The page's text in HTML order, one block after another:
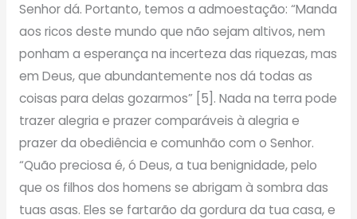
Senhor dá. Portanto, temos a admoestação: “Manda
aos ricos deste mundo que não sejam altivos, nem
ponham a esperança na incerteza das riquezas, mas
em Deus, que abundantemente nos dá todas as
coisas para delas gozarmos” [5]. Nada na terra pode
trazer alegria e prazer comparáveis à alegria e
prazer da obediência e comunhão com o Senhor.
“Quão preciosa é, ó Deus, a tua benignidade, pelo
que os filhos dos homens se abrigam à sombra das
tuas asas. Eles se fartarão da gordura da tua casa, e